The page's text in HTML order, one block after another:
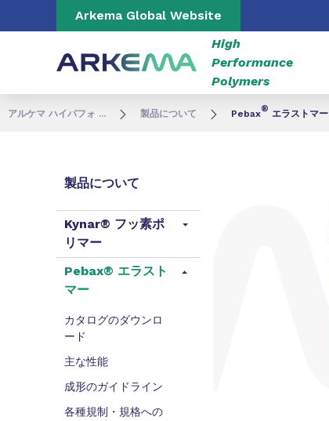
Go to content Go to navigation
Arkema Global Website
High
Performance
Polymers
アルケマ ハイパフォ ... 製品について Pebax® エラストマー
製品について
Kynar® フッ素ポ
リマー
Pebax® エラスト
マー
カタログのダウンロ
ード
主な性能
成形のガイドライン
各種規制・規格への